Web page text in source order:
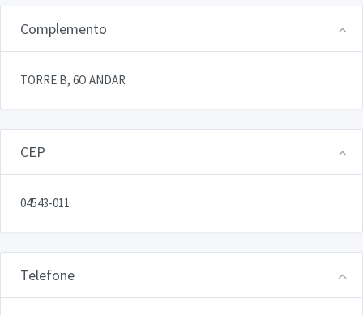
Complemento
TORRE B, 6O ANDAR
CEP
04543-011
Telefone